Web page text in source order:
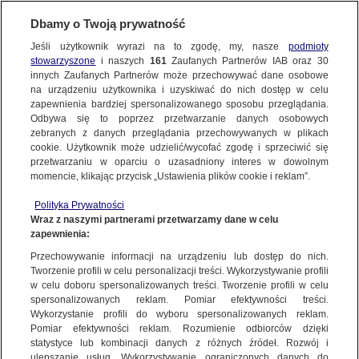
FAKTY | FAKTY O ŚWIECIE
Jill Dougherty w rozmowie z "Faktami o Świecie" TVN24 BiS
NAJNOWSZE
ZOBACZ FAKTY
FAKTY PO FAKTACH
FAKTY O ŚWIECIE
WIĘCEJ
KANAŁY
Dzień dobry!
Jedno konto do wszystkich usług
Dbamy o Twoją prywatność
Jeśli użytkownik wyrazi na to zgodę, my, nasze podmioty
stowarzyszone i naszych 161Zaufanych Partnerów IAB oraz 30
innych Zaufanych Partnerów może przechowywać dane osobowe
na urządzeniu użytkownika i uzyskiwać do nich dostęp w celu
zapewnienia bardziej spersonalizowanego sposobu przeglądania.
Odbywa się to poprzez przetwarzanie danych osobowych
zebranych z danych przeglądania przechowywanych w plikach
cookie. Użytkownik może udzielić/wycofać zgodę i sprzeciwić się
przetwarzaniu w oparciu o uzasadniony interes w dowolnym
momencie, klikając przycisk „Ustawienia plików cookie i reklam”.
Polityka Prywatności
Wraz z naszymi partnerami przetwarzamy dane w celu
zapewnienia:
Przechowywanie informacji na urządzeniu lub dostęp do nich.
Tworzenie profili w celu personalizacji treści. Wykorzystywanie profili
w celu doboru spersonalizowanych treści. Tworzenie profili w celu
spersonalizowanych reklam. Pomiar efektywności treści.
Wykorzystanie profili do wyboru spersonalizowanych reklam.
Pomiar efektywności reklam. Rozumienie odbiorców dzięki
statystyce lub kombinacji danych z różnych źródeł. Rozwój i